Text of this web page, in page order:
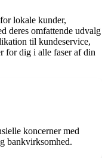
lokale kunder,
deres omfattende udvalg
til kundeservice,
for dig i alle faser af din
koncerner med
bankvirksomhed.